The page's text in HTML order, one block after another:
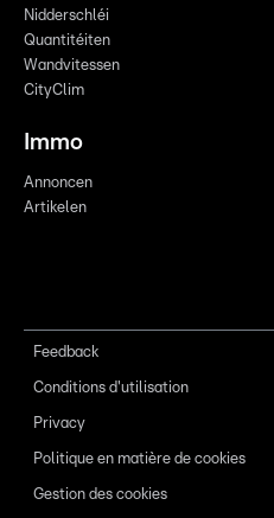
Nidderschléi
Quantitéiten
Wandvitessen
CityClim
Immo
Annoncen
Artikelen
Feedback
Conditions d'utilisation
Privacy
Politique en matière de cookies
Gestion des cookies